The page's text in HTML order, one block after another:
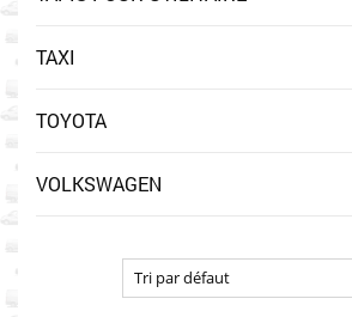
TAXI
TOYOTA
VOLKSWAGEN